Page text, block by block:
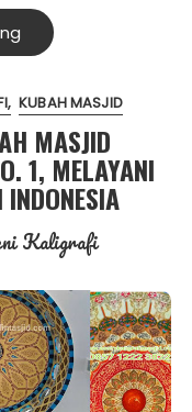
KUBAH MASJID
MASJID
1, MELAYANI
Kaligrafi